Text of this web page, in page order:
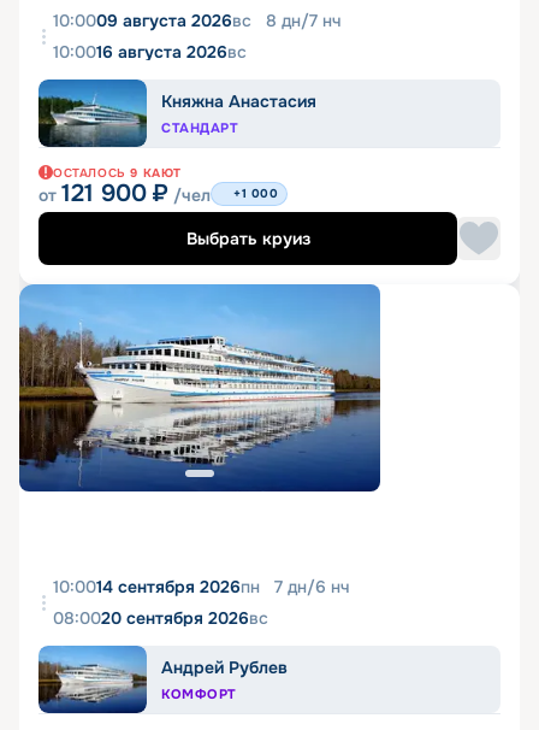
10:0009 августа 2026вс 8 дн/7 нч
10:0016 августа 2026вс
Княжна Анастасия
СТАНДАРТ
ОСТАЛОСЬ 9 КАЮТ
от 121 900 ₽ /чел +1 000
Выбрать круиз
10:0014 сентября 2026пн 7 дн/6 нч
08:0020 сентября 2026вс
Андрей Рублев
КОМФОРТ